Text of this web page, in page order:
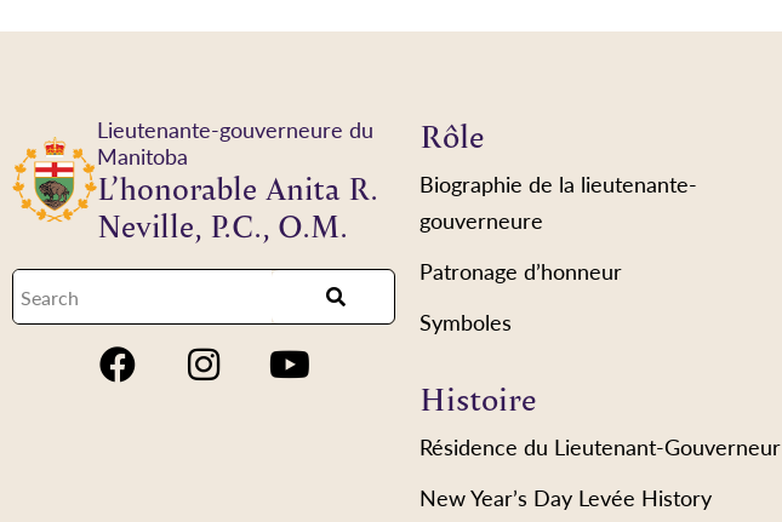
Lieutenante-gouverneure du
Manitoba
L’honorable Anita R.
Neville, P.C., O.M.
Rôle
Biographie de la lieutenante-
gouverneure
Patronage d’honneur
Symboles
Histoire
Résidence du Lieutenant-Gouverneur
New Year’s Day Levée History